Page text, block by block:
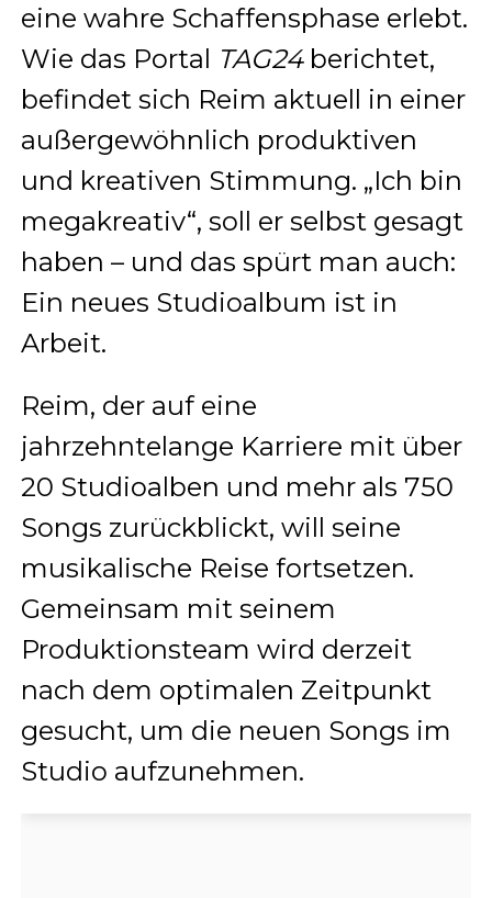
eine wahre Schaffensphase erlebt.
Wie das Portal TAG24berichtet,
befindet sich Reim aktuell in einer
außergewöhnlich produktiven
und kreativen Stimmung. „Ich bin
megakreativ“, soll er selbst gesagt
haben – und das spürt man auch:
Ein neues Studioalbum ist in
Arbeit.
Reim, der auf eine
jahrzehntelange Karriere mit über
20 Studioalben und mehr als 750
Songs zurückblickt, will seine
musikalische Reise fortsetzen.
Gemeinsam mit seinem
Produktionsteam wird derzeit
nach dem optimalen Zeitpunkt
gesucht, um die neuen Songs im
Studio aufzunehmen.